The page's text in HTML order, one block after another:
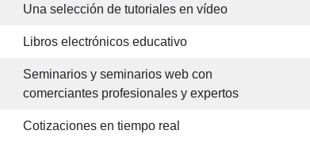
Una selección de tutoriales en vídeo
Libros electrónicos educativo
Seminarios y seminarios web con
comerciantes profesionales y expertos
Cotizaciones en tiempo real